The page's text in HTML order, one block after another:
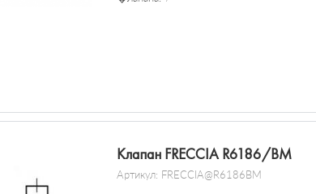
Клапан FRECCIA R6186/BM
Артикул: FRECCIA@R6186BM